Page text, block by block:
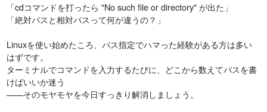
「cdコマンドを打ったら "No such file or directory" が出た」
「絶対パスと相対パスって何が違うの？」
Linuxを使い始めたころ、パス指定でハマった経験がある方は多い
はずです。
ターミナルでコマンドを入力するたびに、どこから数えてパスを書
けばいいか迷う
——そのモヤモヤを今日すっきり解消しましょう。